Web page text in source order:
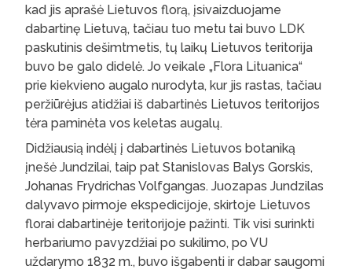
kad jis aprašė Lietuvos florą, įsivaizduojame
dabartinę Lietuvą, tačiau tuo metu tai buvo LDK
paskutinis dešimtmetis, tų laikų Lietuvos teritorija
buvo be galo didelė. Jo veikale „Flora Lituanica“
prie kiekvieno augalo nurodyta, kur jis rastas, tačiau
peržiūrėjus atidžiai iš dabartinės Lietuvos teritorijos
tėra paminėta vos keletas augalų.
Didžiausią indėlį į dabartinės Lietuvos botaniką
įnešė Jundzilai, taip pat Stanislovas Balys Gorskis,
Johanas Frydrichas Volfgangas. Juozapas Jundzilas
dalyvavo pirmoje ekspedicijoje, skirtoje Lietuvos
florai dabartinėje teritorijoje pažinti. Tik visi surinkti
herbariumo pavyzdžiai po sukilimo, po VU
uždarymo 1832 m., buvo išgabenti ir dabar saugomi